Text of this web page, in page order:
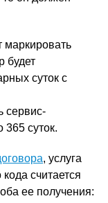
маркировать
будет
суток с
сервис-
365 суток.
, услуга
считается
ее получения: